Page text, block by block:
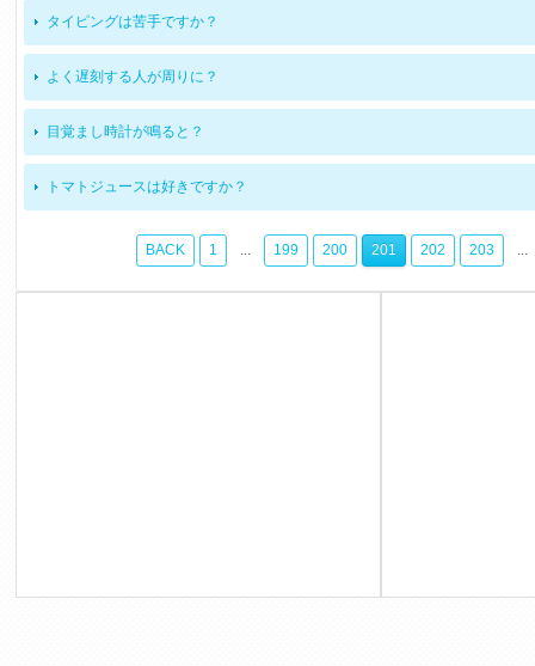
タイピングは苦手ですか？
よく遅刻する人が周りに？
目覚まし時計が鳴ると？
トマトジュースは好きですか？
BACK 1 ... 199 200 201 202 203 ...